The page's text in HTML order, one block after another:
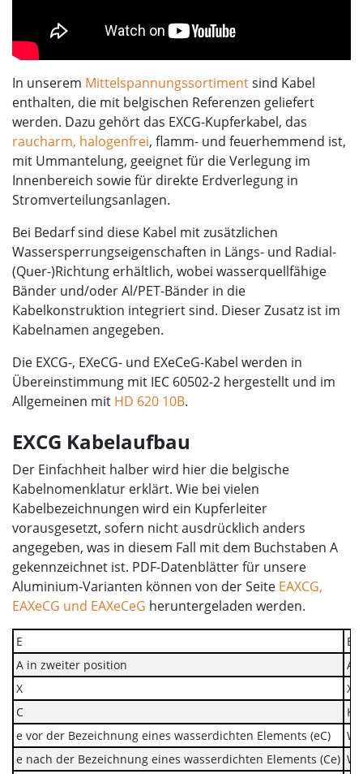
In unserem Mittelspannungssortimentsind Kabel
enthalten, die mit belgischen Referenzen geliefert
werden. Dazu gehört das EXCG-Kupferkabel, das
raucharm, halogenfrei, flamm- und feuerhemmend ist,
mit Ummantelung, geeignet für die Verlegung im
Innenbereich sowie für direkte Erdverlegung in
Stromverteilungsanlagen.
Bei Bedarf sind diese Kabel mit zusätzlichen
Wassersperrungseigenschaften in Längs- und Radial-
(Quer-)Richtung erhältlich, wobei wasserquellfähige
Bänder und/oder Al/PET-Bänder in die
Kabelkonstruktion integriert sind. Dieser Zusatz ist im
Kabelnamen angegeben.
Die EXCG-, EXeCG- und EXeCeG-Kabel werden in
Übereinstimmung mit IEC 60502-2 hergestellt und im
Allgemeinen mit HD 620 10B.
EXCG Kabelaufbau
Der Einfachheit halber wird hier die belgische
Kabelnomenklatur erklärt. Wie bei vielen
Kabelbezeichnungen wird ein Kupferleiter
vorausgesetzt, sofern nicht ausdrücklich anders
angegeben, was in diesem Fall mit dem Buchstaben A
gekennzeichnet ist. PDF-Datenblätter für unsere
Aluminium-Varianten können von der Seite EAXCG,
EAXeCG und EAXeCeG heruntergeladen werden.
E
A in zweiter position
X
C
e vor der Bezeichnung eines wasserdichten Elements (eC)
e nach der Bezeichnung eines wasserdichten Elements (Ce)